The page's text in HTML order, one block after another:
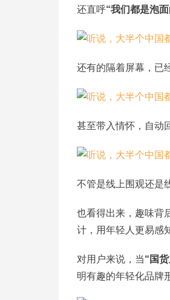
还直呼“我们都是泡
还有的隔着屏幕，已
甚至带入情怀，自动
不管是线上围观还是
也看得出来，趣味背
计，用年轻人更易感
对用户来说，当“国
明有趣的年轻化品牌